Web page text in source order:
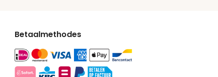
Betaalmethodes